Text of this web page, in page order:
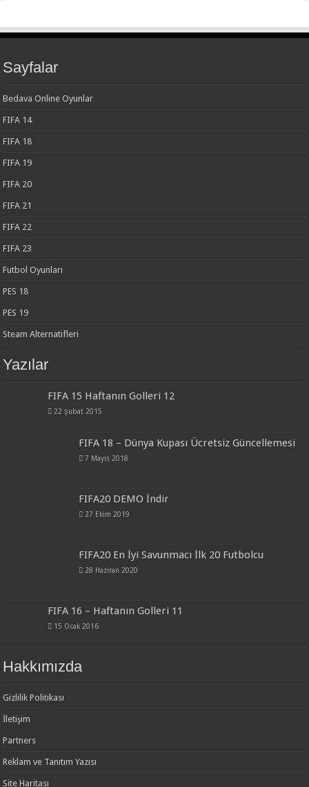
Sayfalar
Bedava Online Oyunlar
FIFA 14
FIFA 18
FIFA 19
FIFA 20
FIFA 21
FIFA 22
FIFA 23
Futbol Oyunları
PES 18
PES 19
Steam Alternatifleri
Yazılar
FIFA 15 Haftanın Golleri 12
22 Şubat 2015
FIFA 18 – Dünya Kupası Ücretsiz Güncellemesi
7 Mayıs 2018
FIFA20 DEMO İndir
27 Ekim 2019
FIFA20 En İyi Savunmacı İlk 20 Futbolcu
28 Haziran 2020
FIFA 16 – Haftanın Golleri 11
15 Ocak 2016
Hakkımızda
Gizlilik Politikası
İletişim
Partners
Reklam ve Tanıtım Yazısı
Site Haritası